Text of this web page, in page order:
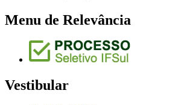
Menu de Relevância
Vestibular